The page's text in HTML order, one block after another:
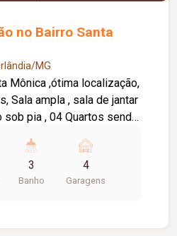
no Bairro Santa
MG
Mônica ,ótima localização,
Sala ampla , sala de jantar
sob pia , 04 Quartos sendo
com Guarda- Roupa.
área gourmet com
e lavabo externo, piscina
3
Banho
4
Garagens